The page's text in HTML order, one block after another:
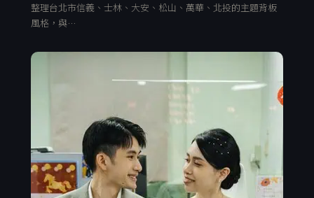
整理台北市信義、士林、大安、松山、萬華、北投的主題背板
風格，與…